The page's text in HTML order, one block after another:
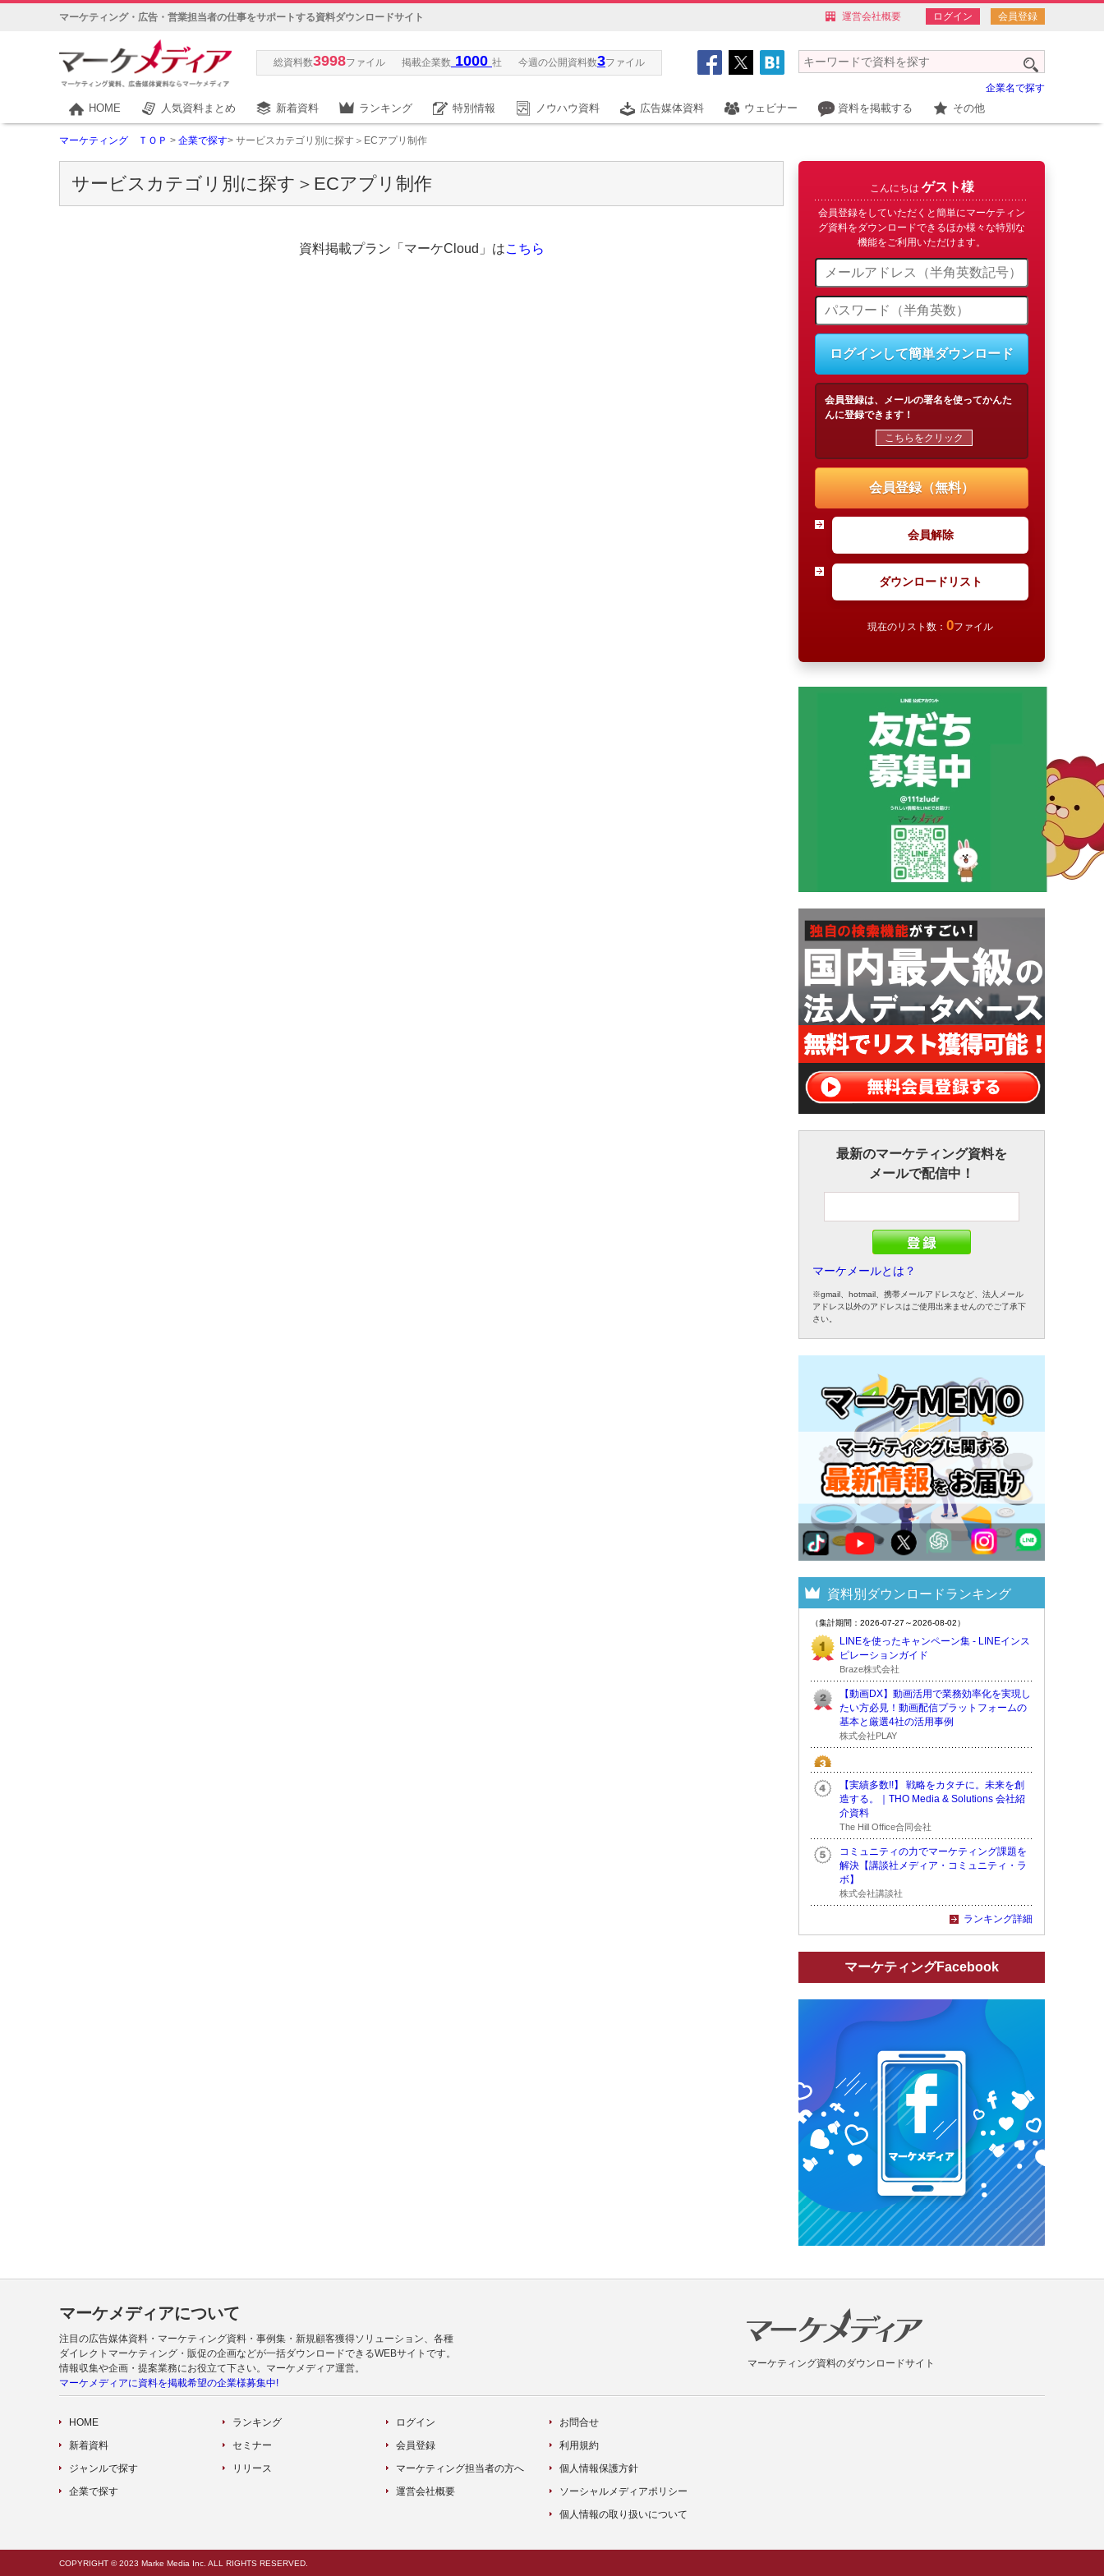
マーケティング・広告・営業担当者の仕事をサポートする資料ダウンロードサイト 運営会社概要 ログイン 会員登録
総資料数3998ファイル 掲載企業数 1000 社 今週の公開資料数3ファイル
企業名で探す
HOME 人気資料まとめ 新着資料 ランキング 特別情報 ノウハウ資料 広告媒体資料 ウェビナー 資料を掲載する その他
マーケティング ＴＯＰ > 企業で探す> サービスカテゴリ別に探す＞ECアプリ制作
サービスカテゴリ別に探す＞ECアプリ制作
資料掲載プラン「マーケCloud」はこちら
こんにちは ゲスト様
会員登録をしていただくと簡単にマーケティン
グ資料をダウンロードできるほか様々な特別な
機能をご利用いただけます。
ログインして簡単ダウンロード
会員登録は、メールの署名を使ってかんた
んに登録できます！
こちらをクリック
会員登録（無料）
会員解除
ダウンロードリスト
現在のリスト数： 0ファイル
最新のマーケティング資料を
メールで配信中！
マーケメールとは？
※gmail、hotmail、携帯メールアドレスなど、法人メール
アドレス以外のアドレスはご使用出来ませんのでご了承下
さい。
資料別ダウンロードランキング
（集計期間：2026-07-27～2026-08-02）
LINEを使ったキャンペーン集 - LINEインス
ピレーションガイド
Braze株式会社
【動画DX】動画活用で業務効率化を実現し
たい方必見！動画配信プラットフォームの
基本と厳選4社の活用事例
株式会社PLAY
【実績多数!!】 戦略をカタチに。未来を創
造する。｜THO Media & Solutions 会社紹
介資料
The Hill Office合同会社
コミュニティの力でマーケティング課題を
解決【講談社メディア・コミュニティ・ラ
ボ】
株式会社講談社
ランキング詳細
マーケティングFacebook
マーケメディアについて
注目の広告媒体資料・マーケティング資料・事例集・新規顧客獲得ソリューション、各種
ダイレクトマーケティング・販促の企画などが一括ダウンロードできるWEBサイトです。
情報収集や企画・提案業務にお役立て下さい。マーケメディア運営。
マーケメディアに資料を掲載希望の企業様募集中!
マーケティング資料のダウンロードサイト
HOME
新着資料
ジャンルで探す
企業で探す
ランキング
セミナー
リリース
ログイン
会員登録
マーケティング担当者の方へ
運営会社概要
お問合せ
利用規約
個人情報保護方針
ソーシャルメディアポリシー
個人情報の取り扱いについて
COPYRIGHT © 2023 Marke Media Inc. ALL RIGHTS RESERVED.